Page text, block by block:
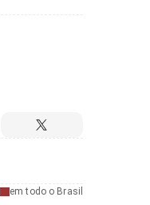
em todo o Brasil